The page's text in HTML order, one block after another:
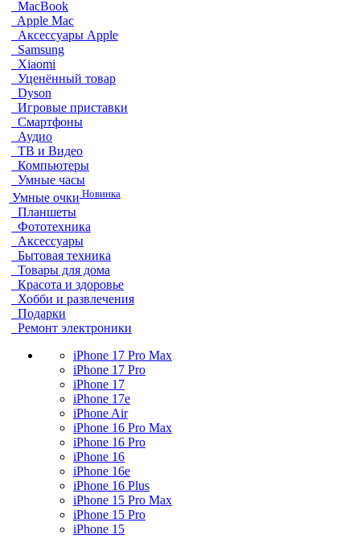
MacBook
Apple Mac
Аксессуары Apple
Samsung
Xiaomi
Уценённый товар
Dyson
Игровые приставки
Смартфоны
Аудио
ТВ и Видео
Компьютеры
Умные часы
Умные очки Новинка
Планшеты
Фототехника
Аксессуары
Бытовая техника
Товары для дома
Красота и здоровье
Хобби и развлечения
Подарки
Ремонт электроники
iPhone 17 Pro Max
iPhone 17 Pro
iPhone 17
iPhone 17e
iPhone Air
iPhone 16 Pro Max
iPhone 16 Pro
iPhone 16
iPhone 16e
iPhone 16 Plus
iPhone 15 Pro Max
iPhone 15 Pro
iPhone 15